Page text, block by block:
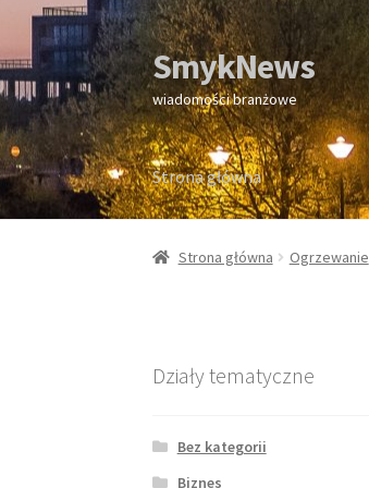
Przejdź
do
nawigacji
Przejdź
do
treści
SmykNews
wiadomości branżowe
Strona główna
Strona główna
Strona główna Ogrzewanie
Działy tematyczne
Bez kategorii
Biznes